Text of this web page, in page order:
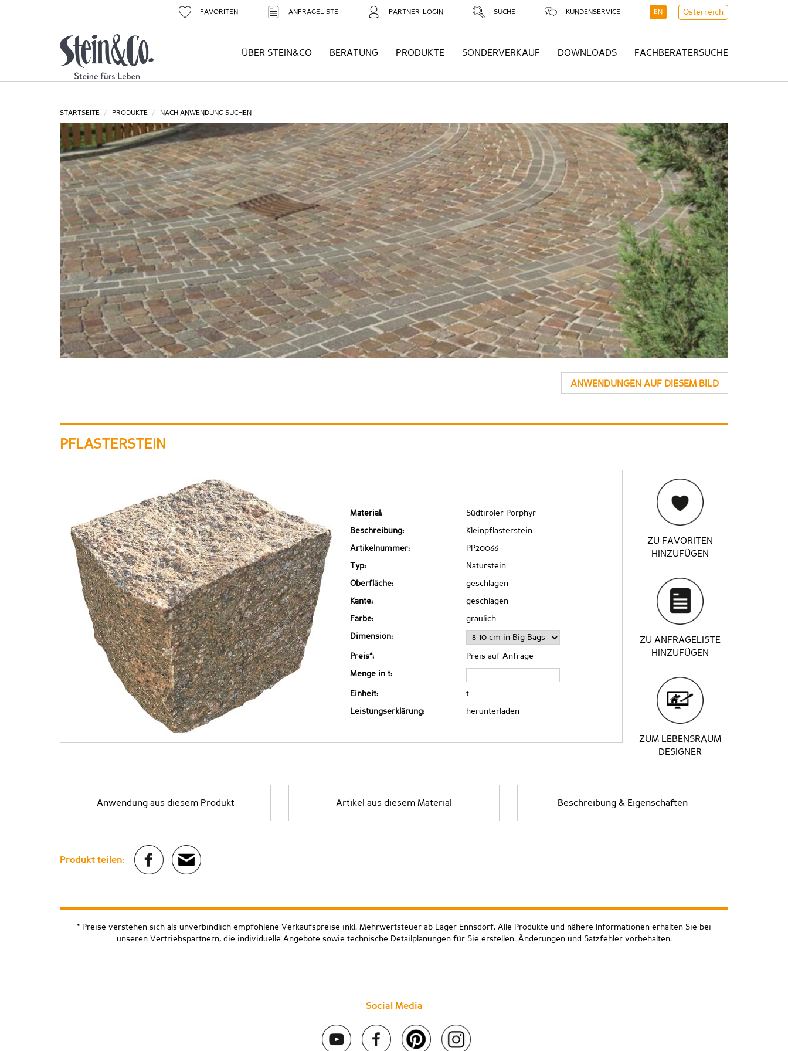
FAVORITEN ANFRAGELISTE PARTNER-LOGIN SUCHE KUNDENSERVICE EN Österreich
ÜBER STEIN&CO BERATUNG PRODUKTE SONDERVERKAUF DOWNLOADS FACHBERATERSUCHE
STARTSEITE PRODUKTE NACH ANWENDUNG SUCHEN
ANWENDUNGEN AUF DIESEM BILD
PFLASTERSTEIN
Material: Südtiroler Porphyr
Beschreibung: Kleinpflasterstein
Artikelnummer: PP20066
Typ: Naturstein
Oberfläche: geschlagen
Kante: geschlagen
Farbe: gräulich
Dimension:
Preis*: Preis auf Anfrage
Menge in t:
Einheit: t
Leistungserklärung: herunterladen
ZU FAVORITEN
HINZUFÜGEN
ZU ANFRAGELISTE
HINZUFÜGEN
ZUM LEBENSRAUM
DESIGNER
Anwendung aus diesem Produkt Artikel aus diesem Material Beschreibung & Eigenschaften
Produkt teilen:
* Preise verstehen sich als unverbindlich empfohlene Verkaufspreise inkl. Mehrwertsteuer ab Lager Ennsdorf. Alle Produkte und nähere Informationen erhalten Sie bei
unseren Vertriebspartnern, die individuelle Angebote sowie technische Detailplanungen für Sie erstellen. Änderungen und Satzfehler vorbehalten.
Social Media